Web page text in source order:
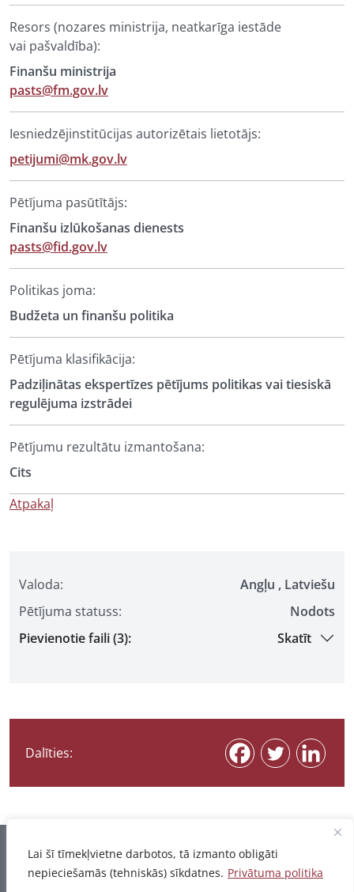
Lai šī tīmekļvietne darbotos, tā izmanto obligāti
nepieciešamās (tehniskās) sīkdatnes. Privātuma politika
Valoda:
Angļu , Latviešu
Pētījuma statuss:
Nodots
Pievienotie faili (3):
Skatīt
Dalīties:
Resors (nozares ministrija, neatkarīga iestāde
vai pašvaldība):
Finanšu ministrija
pasts@fm.gov.lv
Iesniedzējinstitūcijas autorizētais lietotājs:
petijumi@mk.gov.lv
Pētījuma pasūtītājs:
Finanšu izlūkošanas dienests
pasts@fid.gov.lv
Politikas joma:
Budžeta un finanšu politika
Pētījuma klasifikācija:
Padziļinātas ekspertīzes pētījums politikas vai tiesiskā
regulējuma izstrādei
Pētījumu rezultātu izmantošana:
Cits
Atpakaļ
Informācija pēdējo reizi atjaunota 06.08.2026